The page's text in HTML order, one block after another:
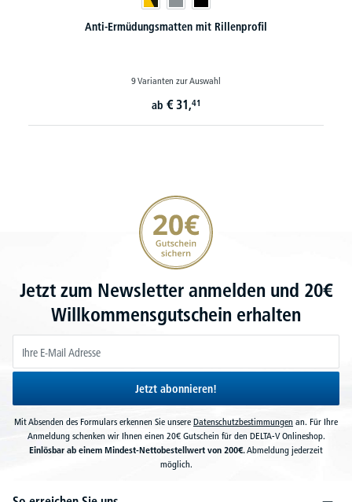
Anti-Ermüdungsmatten mit Rillenprofil
9 Varianten zur Auswahl
ab € 31,41
20€ Gutschein sichern
Jetzt zum Newsletter anmelden und 20€
Willkommensgutschein erhalten
Jetzt abonnieren!
Mit Absenden des Formulars erkennen Sie unsere Datenschutzbestimmungen an. Für Ihre
Anmeldung schenken wir Ihnen einen 20€ Gutschein für den DELTA-V Onlineshop.
Einlösbar ab einem Mindest-Nettobestellwert von 200€.Abmeldung jederzeit
möglich.